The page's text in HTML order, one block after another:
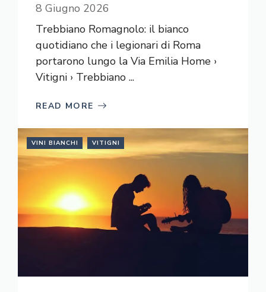
8 Giugno 2026
Trebbiano Romagnolo: il bianco
quotidiano che i legionari di Roma
portarono lungo la Via Emilia Home ›
Vitigni › Trebbiano ...
READ MORE
VINI BIANCHI VITIGNI